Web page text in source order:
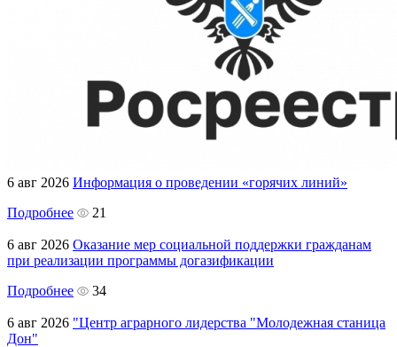
6 авг 2026 Информация о проведении «горячих линий»
Подробнее
21
6 авг 2026 Оказание мер социальной поддержки гражданам
при реализации программы догазификации
Подробнее
34
6 авг 2026 "Центр аграрного лидерства "Молодежная станица
Дон"